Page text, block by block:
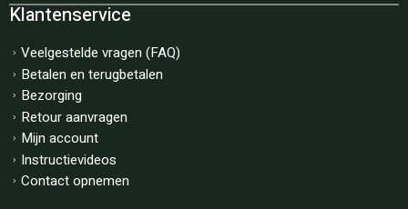
Klantenservice
Veelgestelde vragen (FAQ)
Betalen en terugbetalen
Bezorging
Retour aanvragen
Mijn account
Instructievideos
Contact opnemen